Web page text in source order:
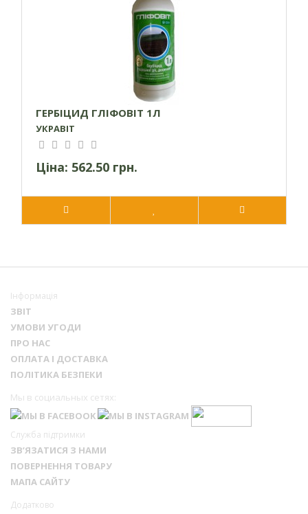
ГЕРБІЦИД ГЛІФОВІТ 1Л
УКРАВІТ
Ціна: 562.50 грн.
Інформація
ЗВІТ
УМОВИ УГОДИ
ПРО НАС
ОПЛАТА І ДОСТАВКА
ПОЛІТИКА БЕЗПЕКИ
Мы в социальных сетях:
Служба підтримки
ЗВ’ЯЗАТИСЯ З НАМИ
ПОВЕРНЕННЯ ТОВАРУ
МАПА САЙТУ
Додатково